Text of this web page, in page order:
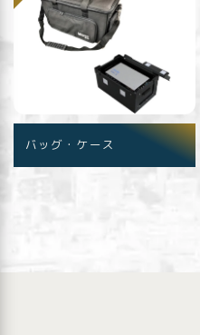
バッグ・ケース